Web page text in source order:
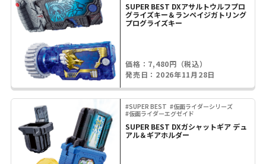
SUPER BEST DXアサルトウルフプロ
グライズキー＆ランペイジガトリング
プログライズキー
価格：7,480円（税込）
発売日：2026年11月28日
#SUPER BEST #仮面ライダーシリーズ
#仮面ライダーエグゼイド
SUPER BEST DXガシャットギア デュ
アル＆ギアホルダー